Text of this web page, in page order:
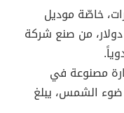
خاصّة موديل
قيمتها 13 مليون دولار، من صنع شركة
مصنوعة في
ضوء الشمس، يبلغ